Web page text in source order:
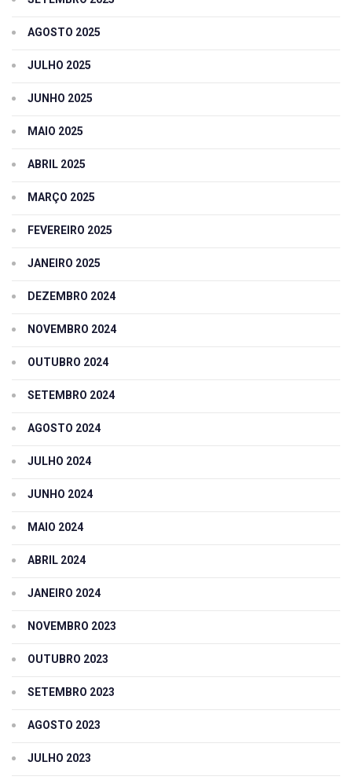
AGOSTO 2025
JULHO 2025
JUNHO 2025
MAIO 2025
ABRIL 2025
MARÇO 2025
FEVEREIRO 2025
JANEIRO 2025
DEZEMBRO 2024
NOVEMBRO 2024
OUTUBRO 2024
SETEMBRO 2024
AGOSTO 2024
JULHO 2024
JUNHO 2024
MAIO 2024
ABRIL 2024
JANEIRO 2024
NOVEMBRO 2023
OUTUBRO 2023
SETEMBRO 2023
AGOSTO 2023
JULHO 2023